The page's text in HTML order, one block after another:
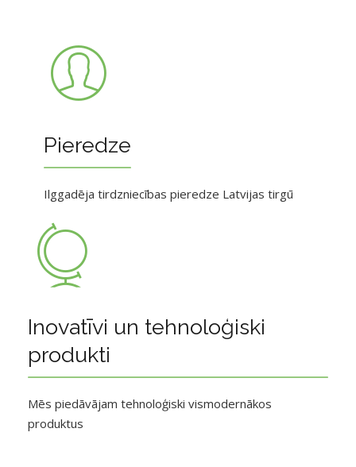
Pieredze
Ilggadēja tirdzniecības pieredze Latvijas tirgū
Inovatīvi un tehnoloģiski
produkti
Mēs piedāvājam tehnoloģiski vismodernākos
produktus